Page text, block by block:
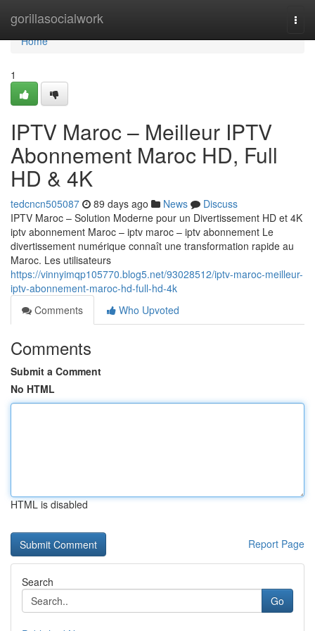
gorillasocialwork
Home
Home
1
IPTV Maroc – Meilleur IPTV
Abonnement Maroc HD, Full
HD & 4K
tedcncn505087 89 days ago News
Discuss
IPTV Maroc – Solution Moderne pour un Divertissement HD et 4K
iptv abonnement Maroc – iptv maroc – iptv abonnement Le
divertissement numérique connaît une transformation rapide au
Maroc. Les utilisateurs
https://vinnyimqp105770.blog5.net/93028512/iptv-maroc-meilleur-
iptv-abonnement-maroc-hd-full-hd-4k
Comments
Who Upvoted
Comments
Submit a Comment
No HTML
HTML is disabled
Report Page
Search
Go